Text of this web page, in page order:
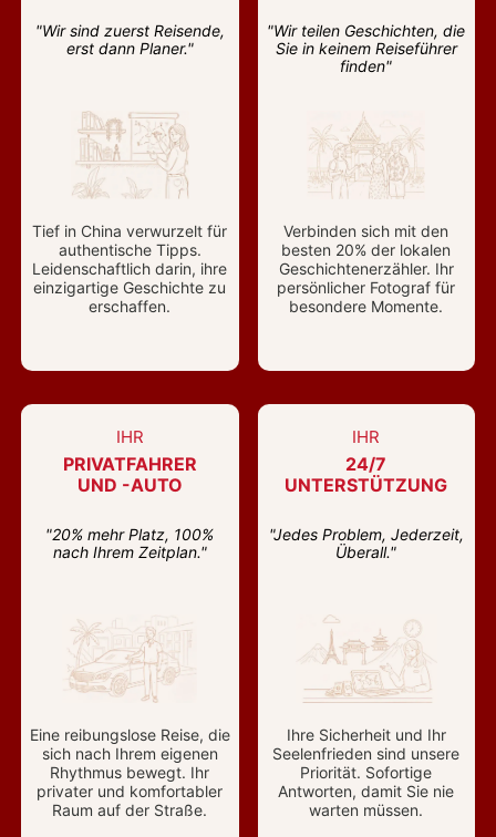
"Wir sind zuerst Reisende,
erst dann Planer."
Tief in China verwurzelt für
authentische Tipps.
Leidenschaftlich darin, ihre
einzigartige Geschichte zu
erschaffen.
"Wir teilen Geschichten, die
Sie in keinem Reiseführer
finden"
Verbinden sich mit den
besten 20% der lokalen
Geschichtenerzähler. Ihr
persönlicher Fotograf für
besondere Momente.
IHR
PRIVATFAHRER
UND -AUTO
"20% mehr Platz, 100%
nach Ihrem Zeitplan."
Eine reibungslose Reise, die
sich nach Ihrem eigenen
Rhythmus bewegt. Ihr
privater und komfortabler
Raum auf der Straße.
IHR
24/7
UNTERSTÜTZUNG
"Jedes Problem, Jederzeit,
Überall."
Ihre Sicherheit und Ihr
Seelenfrieden sind unsere
Priorität. Sofortige
Antworten, damit Sie nie
warten müssen.